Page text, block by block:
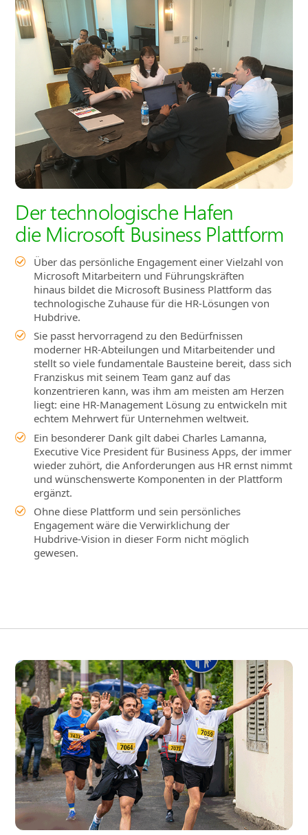
Der technologische Hafen
die Microsoft Business Plattform
Über das persönliche Engagement einer Vielzahl von
Microsoft Mitarbeitern und Führungskräften
hinaus bildet die Microsoft Business Plattform das
technologische Zuhause für die HR‑Lösungen von
Hubdrive.
Sie passt hervorragend zu den Bedürfnissen
moderner HR‑Abteilungen und Mitarbeitender und
stellt so viele fundamentale Bausteine bereit, dass sich
Franziskus mit seinem Team ganz auf das
konzentrieren kann, was ihm am meisten am Herzen
liegt: eine HR‑Management Lösung zu entwickeln mit
echtem Mehrwert für Unternehmen weltweit.
Ein besonderer Dank gilt dabei Charles Lamanna,
Executive Vice President für Business Apps, der immer
wieder zuhört, die Anforderungen aus HR ernst nimmt
und wünschenswerte Komponenten in der Plattform
ergänzt.
Ohne diese Plattform und sein persönliches
Engagement wäre die Verwirklichung der
Hubdrive‑Vision in dieser Form nicht möglich
gewesen.